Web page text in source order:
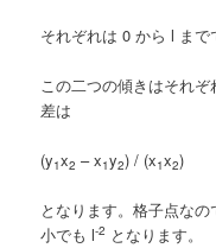
それぞれは 0 から l まで
この二つの傾きはそれぞ
差は
(y1x2 – x1y2) / (x1x2)
となります。格子点な
小でも l-2 となります。